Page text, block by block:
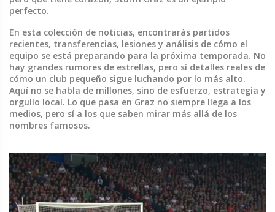
perfecto.
En esta colección de noticias, encontrarás partidos
recientes, transferencias, lesiones y análisis de cómo el
equipo se está preparando para la próxima temporada. No
hay grandes rumores de estrellas, pero sí detalles reales de
cómo un club pequeño sigue luchando por lo más alto.
Aquí no se habla de millones, sino de esfuerzo, estrategia y
orgullo local. Lo que pasa en Graz no siempre llega a los
medios, pero sí a los que saben mirar más allá de los
nombres famosos.